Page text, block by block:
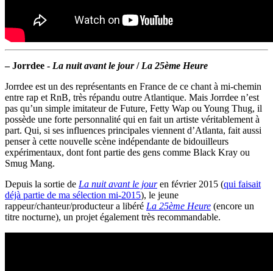
– Jorrdee - La nuit avant le jour/ La 25ème Heure
Jorrdee est un des représentants en France de ce chant à mi-chemin
entre rap et RnB, très répandu outre Atlantique. Mais Jorrdee n’est
pas qu’un simple imitateur de Future, Fetty Wap ou Young Thug, il
possède une forte personnalité qui en fait un artiste véritablement à
part. Qui, si ses influences principales viennent d’Atlanta, fait aussi
penser à cette nouvelle scène indépendante de bidouilleurs
expérimentaux, dont font partie des gens comme Black Kray ou
Smug Mang.
Depuis la sortie de La nuit avant le jouren février 2015 (qui faisait
déjà partie de ma sélection mi-2015), le jeune
rappeur/chanteur/producteur a libéré La 25ème Heure (encore un
titre nocturne), un projet également très recommandable.